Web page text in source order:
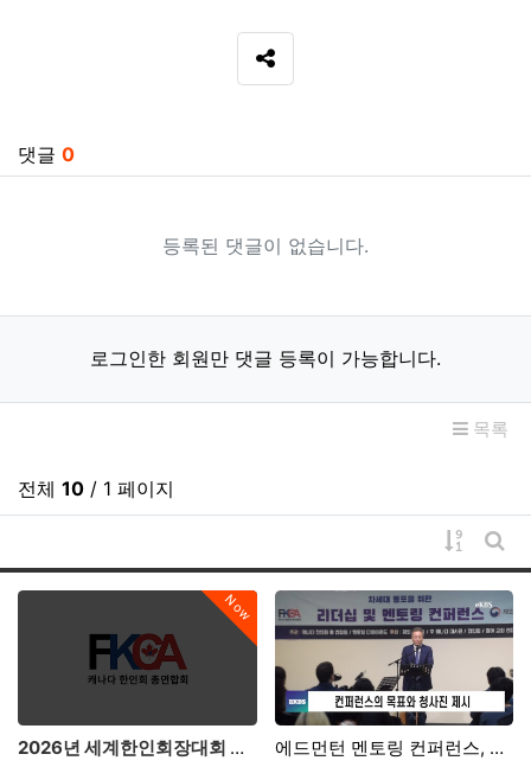
SNS 공유
댓글 0
등록된 댓글이 없습니다.
로그인한 회원만 댓글 등록이 가능합니다.
목록
전체 10 / 1 페이지
게시물
게
Now
2026년 세계한인회장대회 공동회장 인사말 에드먼턴 멘토링 컨퍼런스, 이석로 회장 인사말